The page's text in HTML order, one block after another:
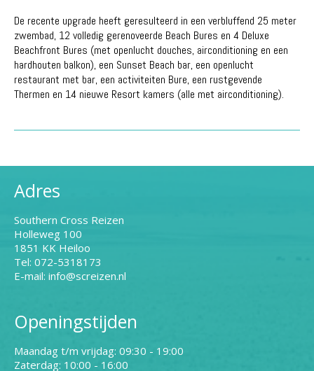
De recente upgrade heeft geresulteerd in een verbluffend 25 meter
zwembad, 12 volledig gerenoveerde Beach Bures en 4 Deluxe
Beachfront Bures (met openlucht douches, airconditioning en een
hardhouten balkon), een Sunset Beach bar, een openlucht
restaurant met bar, een activiteiten Bure, een rustgevende
Thermen en 14 nieuwe Resort kamers (alle met airconditioning).
Adres
Southern Cross Reizen
Holleweg 100
1851 KK Heiloo
Tel: 072-5318173
E-mail: info@screizen.nl
Openingstijden
Maandag t/m vrijdag: 09:30 - 19:00
Zaterdag: 10:00 - 16:00